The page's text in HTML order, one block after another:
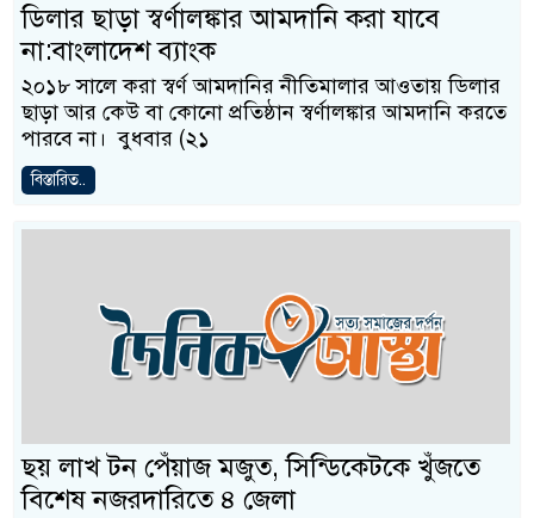
ডিলার ছাড়া স্বর্ণালঙ্কার আমদানি করা যাবে
না:বাংলাদেশ ব্যাংক
২০১৮ সালে করা স্বর্ণ আমদানির নীতিমালার আওতায় ডিলার
ছাড়া আর কেউ বা কোনো প্রতিষ্ঠান স্বর্ণালঙ্কার আমদানি করতে
পারবে না। বুধবার (২১
বিস্তারিত..
ছয় লাখ টন পেঁয়াজ মজুত, সিন্ডিকেটকে খুঁজতে
বিশেষ নজরদারিতে ৪ জেলা